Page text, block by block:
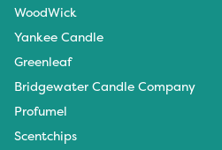
WoodWick
Yankee Candle
Greenleaf
Bridgewater Candle Company
Profumel
Scentchips